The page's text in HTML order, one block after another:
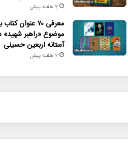
2 هفته پیش
معرفی ۷۰ عنوان کتاب
موضوع «راهبر شهید»
آستانه اربعین حسینی
2 هفته پیش